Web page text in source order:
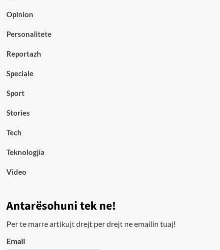
Opinion
Personalitete
Reportazh
Speciale
Sport
Stories
Tech
Teknologjia
Video
Antarësohuni tek ne!
Per te marre artikujt drejt per drejt ne emailin tuaj!
Email